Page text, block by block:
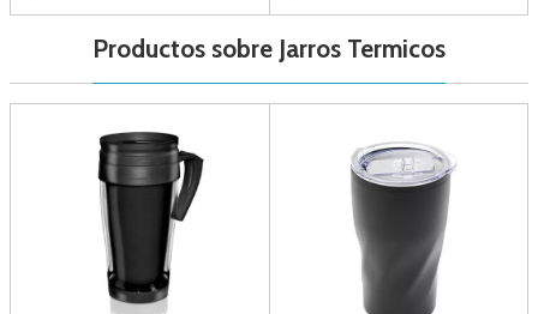
Productos sobre Jarros Termicos